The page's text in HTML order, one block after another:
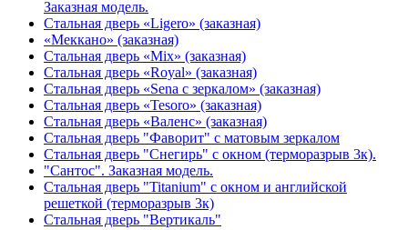
Заказная модель.
Стальная дверь «Ligero» (заказная)
«Меккано» (заказная)
Стальная дверь «Mix» (заказная)
Стальная дверь «Royal» (заказная)
Стальная дверь «Sena с зеркалом» (заказная)
Стальная дверь «Tesoro» (заказная)
Стальная дверь «Валенс» (заказная)
Стальная дверь "Фаворит" с матовым зеркалом
Стальная дверь "Снегирь" с окном (терморазрыв 3к).
"Сантос". Заказная модель.
Стальная дверь "Titanium" с окном и английской
решеткой (терморазрыв 3к)
Стальная дверь "Вертикаль"